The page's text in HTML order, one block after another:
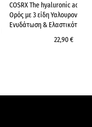
COSRX The hyaluronic acid 3
Ορός με 3 είδη Υαλουρονικού
Ενυδάτωση & Ελαστικότητα
22,90 €